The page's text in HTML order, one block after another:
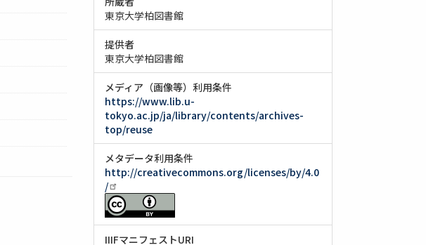
東京大学柏図書館
提供者
東京大学柏図書館
メディア（画像等）利用条件
https://www.lib.u-
tokyo.ac.jp/ja/library/contents/archives-
top/reuse
メタデータ利用条件
http://creativecommons.org/licenses/by/4.0
/
IIIFマニフェストURI